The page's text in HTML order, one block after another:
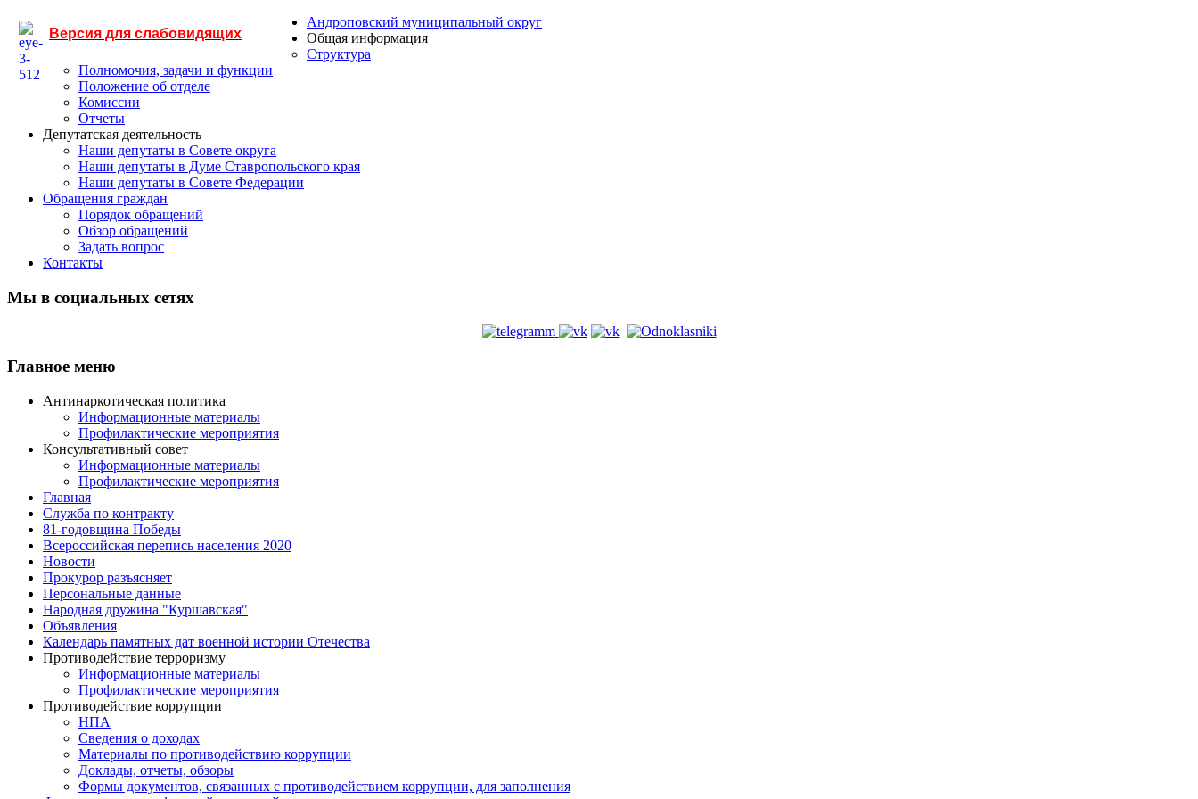
Версия для слабовидящих
Андроповский муниципальный округ
Общая информация
Структура
Полномочия, задачи и функции
Положение об отделе
Комиссии
Отчеты
Депутатская деятельность
Наши депутаты в Совете округа
Наши депутаты в Думе Ставропольского края
Наши депутаты в Совете Федерации
Обращения граждан
Порядок обращений
Обзор обращений
Задать вопрос
Контакты
Мы в социальных сетях
Главное меню
Антинаркотическая политика
Информационные материалы
Профилактические мероприятия
Консультативный совет
Информационные материалы
Профилактические мероприятия
Главная
Служба по контракту
81-годовщина Победы
Всероссийская перепись населения 2020
Новости
Прокурор разъясняет
Персональные данные
Народная дружина "Куршавская"
Объявления
Календарь памятных дат военной истории Отечества
Противодействие терроризму
Информационные материалы
Профилактические мероприятия
Противодействие коррупции
НПА
Сведения о доходах
Материалы по противодействию коррупции
Доклады, отчеты, обзоры
Формы документов, связанных с противодействием коррупции, для заполнения